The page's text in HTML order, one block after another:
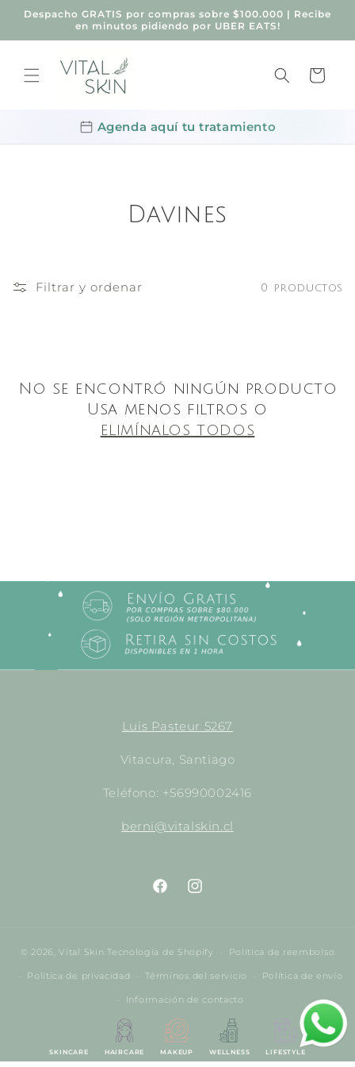
directamente
al contenido
SKINCARE HAIRCARE MAKEUP WELLNESS LIFESTYLE
Despacho GRATIS por compras sobre $100.000 | Recibe
en minutos pidiendo por UBER EATS!
Carrito
Agenda aquí tu tratamiento
Davines
Filtrar y ordenar 0 productos
No se encontró ningún producto
Usa menos filtros o
elimínalos todos
Luis Pasteur 5267
Vitacura, Santiago
Teléfono: +56990002416
berni@vitalskin.cl
https://www.facebook.com/
http://instagram.com/
© 2026,Vital Skin Tecnología de Shopify Política de reembolso
Política de privacidad Términos del servicio Política de envío
Información de contacto